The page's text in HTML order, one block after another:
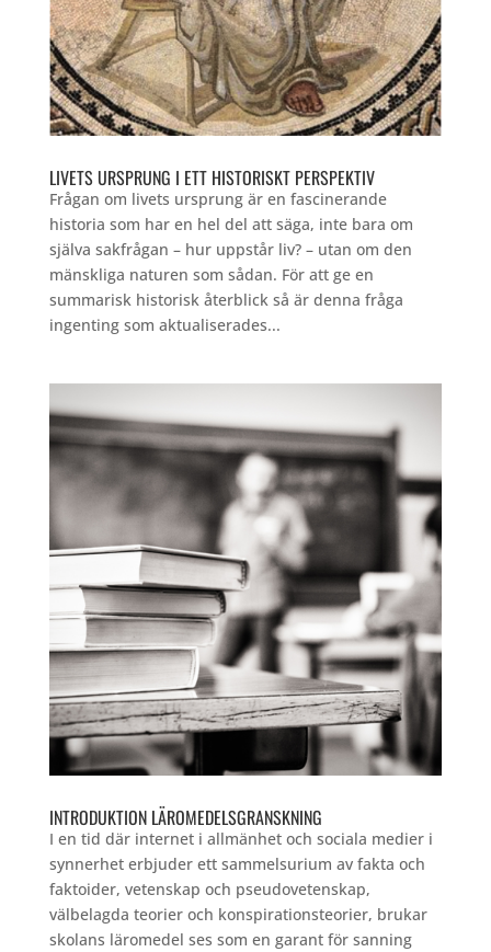
LIVETS URSPRUNG I ETT HISTORISKT PERSPEKTIV
Frågan om livets ursprung är en fascinerande
historia som har en hel del att säga, inte bara om
själva sakfrågan – hur uppstår liv? – utan om den
mänskliga naturen som sådan. För att ge en
summarisk historisk återblick så är denna fråga
ingenting som aktualiserades...
INTRODUKTION LÄROMEDELSGRANSKNING
I en tid där internet i allmänhet och sociala medier i
synnerhet erbjuder ett sammelsurium av fakta och
faktoider, vetenskap och pseudovetenskap,
välbelagda teorier och konspirationsteorier, brukar
skolans läromedel ses som en garant för sanning